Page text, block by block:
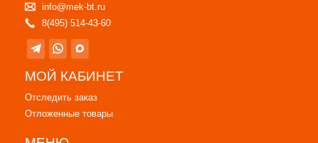
info@mek-bt.ru
8(495) 514-43-60
МОЙ КАБИНЕТ
Отследить заказ
Отложенные товары